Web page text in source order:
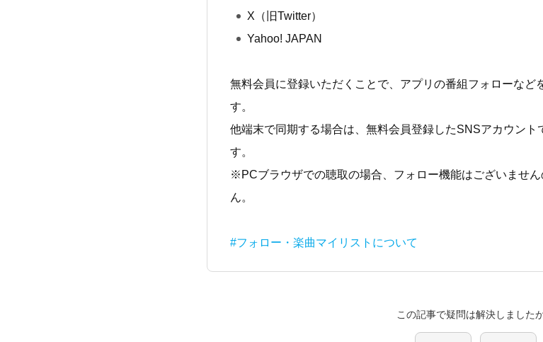
X（旧Twitter）
Yahoo! JAPAN
無料会員に登録いただくことで、アプリの番組フォローなど
す。
他端末で同期する場合は、無料会員登録したSNSアカウント
す。
※PCブラウザでの聴取の場合、フォロー機能はございませ
ん。
#フォロー・楽曲マイリストについて
この記事で疑問は解決しました